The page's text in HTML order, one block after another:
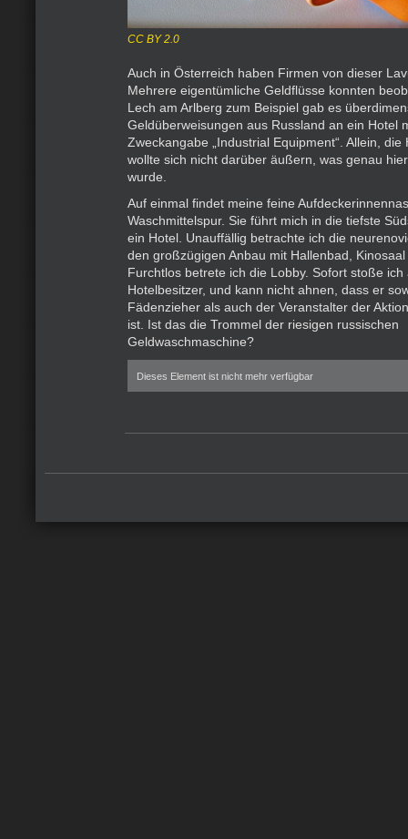
CC BY 2.0
Auch in Österreich haben Firmen von dieser
Mehrere eigentümliche Geldflüsse konnten
Lech am Arlberg zum Beispiel gab es
Geldüberweisungen aus Russland an ein Hotel
Zweckangabe „Industrial Equipment“. Allein, die
wollte sich nicht darüber äußern, was genau
wurde.
Auf einmal findet meine feine
Waschmittelspur. Sie führt mich in die tiefste
ein Hotel. Unauffällig betrachte ich die
den großzügigen Anbau mit Hallenbad,
Furchtlos betrete ich die Lobby. Sofort stoße ich
Hotelbesitzer, und kann nicht ahnen, dass er
Fädenzieher als auch der Veranstalter der
ist. Ist das die Trommel der riesigen russischen
Geldwaschmaschine?
Dieses Element ist nicht mehr verfügbar